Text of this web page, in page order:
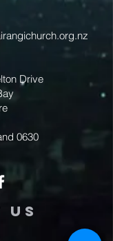
Drive
0630
us